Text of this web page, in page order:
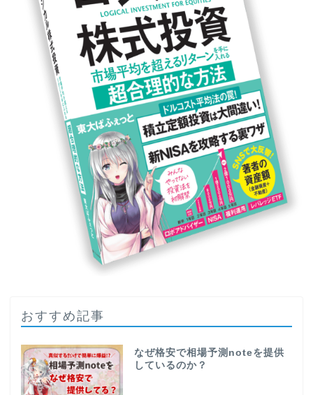
おすすめ記事
なぜ格安で相場予測noteを提供
しているのか？